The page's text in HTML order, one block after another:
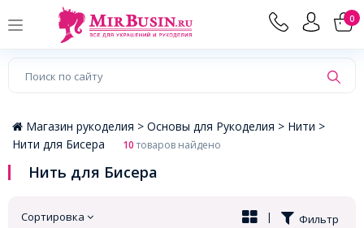
0
×
Магазин рукоделия > Основы для Рукоделия > Нити >
Нити для Бисера
10товаров найдено
Нить для Бисера
Сортировка Фильтр
|